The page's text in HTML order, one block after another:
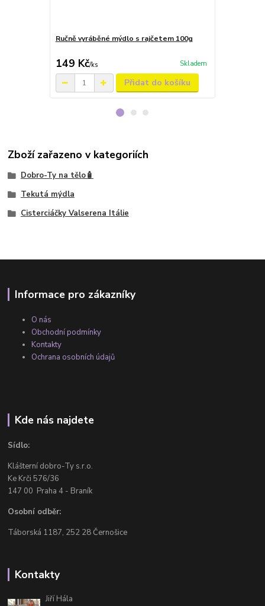
Ručně vyráběné mýdlo s rajčetem 100g
149 Kč/ks Skladem
Přidat do košíku
Zboží zařazeno v kategoriích
Dobro-Ty na tělo🧴
Tekutá mýdla
Cisterciáčky Valserena Itálie
Informace pro zákazníky
O nás
Obchodní podmínky
Kontakty
Ochrana osobních údajů
Kde nás najdete
Sídlo:
Klášterní dobro-Ty s.r.o.
Ke Krči 576/36
147 00 Praha 4 - Braník
Osobní odběr:
Táborská 1187, 252 28 Černošice
Kontakty
Jiří Hála